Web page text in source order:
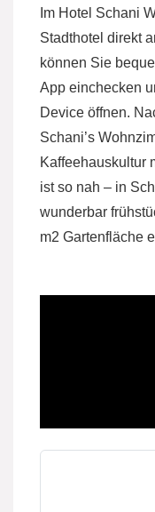
Im Hotel Schani
Stadthotel direkt
können Sie
App einchecken
Device öffnen.
Schani’s
Kaffeehauskultur
ist so nah – in
wunderbar
m2 Gartenfläche